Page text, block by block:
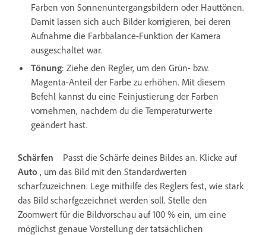
Farben von Sonnenuntergangsbildern oder Hauttönen.
Damit lassen sich auch Bilder korrigieren, bei deren
Aufnahme die Farbbalance-Funktion der Kamera
ausgeschaltet war.
Tönung: Ziehe den Regler, um den Grün- bzw.
Magenta-Anteil der Farbe zu erhöhen. Mit diesem
Befehl kannst du eine Feinjustierung der Farben
vornehmen, nachdem du die Temperaturwerte
geändert hast.
Schärfen
Passt die Schärfe deines Bildes an. Klicke auf
Auto , um das Bild mit den Standardwerten
scharfzuzeichnen. Lege mithilfe des Reglers fest, wie stark
das Bild scharfgezeichnet werden soll. Stelle den
Zoomwert für die Bildvorschau auf 100 % ein, um eine
möglichst genaue Vorstellung der tatsächlichen